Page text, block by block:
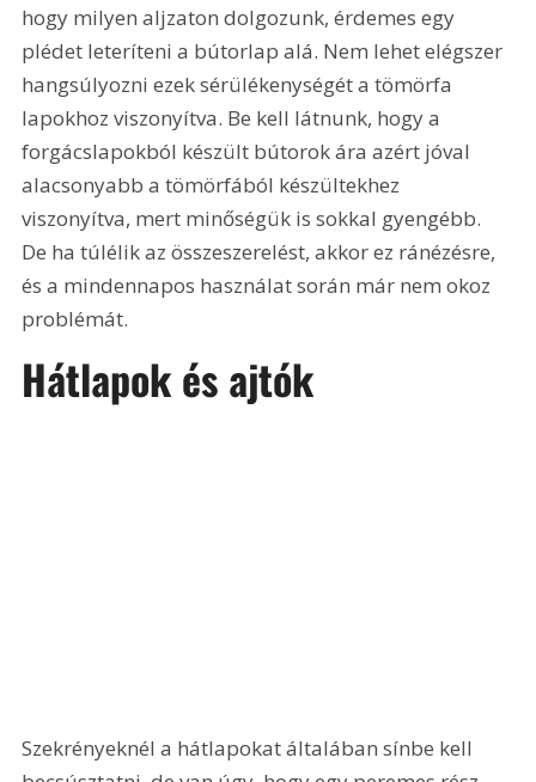
hogy milyen aljzaton dolgozunk, érdemes egy
plédet leteríteni a bútorlap alá. Nem lehet elégszer
hangsúlyozni ezek sérülékenységét a tömörfa
lapokhoz viszonyítva. Be kell látnunk, hogy a
forgácslapokból készült bútorok ára azért jóval
alacsonyabb a tömörfából készültekhez
viszonyítva, mert minőségük is sokkal gyengébb.
De ha túlélik az összeszerelést, akkor ez ránézésre,
és a mindennapos használat során már nem okoz
problémát.
Hátlapok és ajtók
Szekrényeknél a hátlapokat általában sínbe kell